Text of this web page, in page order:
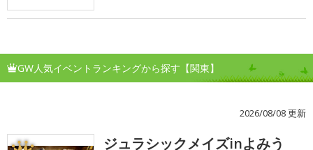
GW人気イベントランキングから探す【関東】
2026/08/08 更新
ジュラシックメイズinよみう